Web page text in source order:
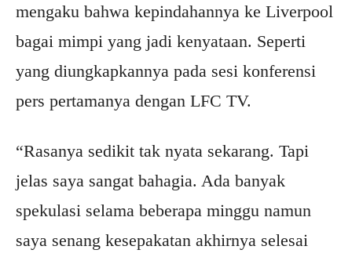
mengaku bahwa kepindahannya ke Liverpool
bagai mimpi yang jadi kenyataan. Seperti
yang diungkapkannya pada sesi konferensi
pers pertamanya dengan LFC TV.
“Rasanya sedikit tak nyata sekarang. Tapi
jelas saya sangat bahagia. Ada banyak
spekulasi selama beberapa minggu namun
saya senang kesepakatan akhirnya selesai